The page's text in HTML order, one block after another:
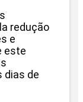
redução
e
este
dias de